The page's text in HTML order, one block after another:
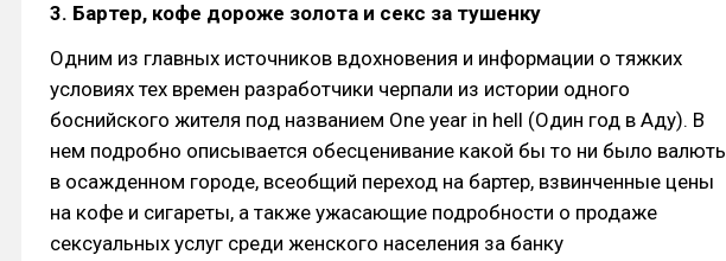
3. Бартер, кофе дороже золота и секс за тушенку
Одним из главных источников вдохновения и информации о тяжких
условиях тех времен разработчики черпали из истории одного
боснийского жителя под названием One year in hell (Один год в Аду). В
нем подробно описывается обесценивание какой бы то ни было
в осажденном городе, всеобщий переход на бартер, взвинченные цены
на кофе и сигареты, а также ужасающие подробности о продаже
сексуальных услуг среди женского населения за банку